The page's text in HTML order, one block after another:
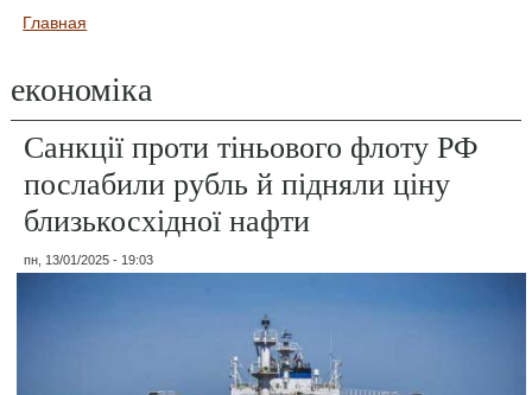
Вы здесь
Главная
економіка
Санкції проти тіньового флоту РФ
послабили рубль й підняли ціну
близькосхідної нафти
пн, 13/01/2025 - 19:03